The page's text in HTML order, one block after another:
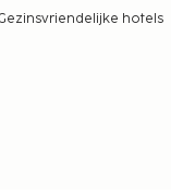
hotels